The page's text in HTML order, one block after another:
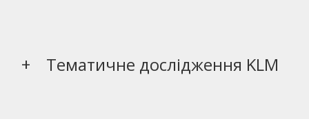
Тематичне дослідження KLM